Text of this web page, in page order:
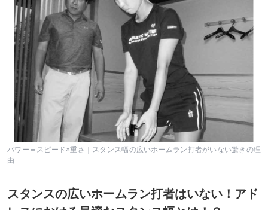
パワー＝スピード×重さ｜スタンス幅の広いホームラン打者がいない驚きの理
由
スタンスの広いホームラン打者はいない！アド